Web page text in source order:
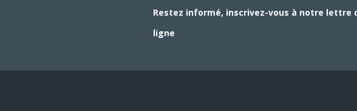
Restez informé, inscrivez-vous à notre lettre
ligne